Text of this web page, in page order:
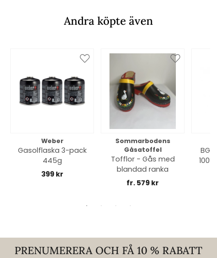
Andra köpte även
Weber
Gasolflaska 3-pack
445g
399 kr
Sommarbodens
Gåsatoffel
Tofflor - Gås med
blandad ranka
fr. 579 kr
PRENUMERERA OCH FÅ 10 % RABATT